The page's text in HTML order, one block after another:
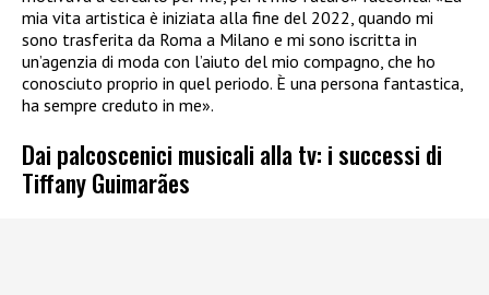
mia vita artistica è iniziata alla fine del 2022, quando mi
sono trasferita da Roma a Milano e mi sono iscritta in
un’agenzia di moda con l’aiuto del mio compagno, che ho
conosciuto proprio in quel periodo. È una persona fantastica,
ha sempre creduto in me».
Dai palcoscenici musicali alla tv: i successi di
Tiffany Guimarães